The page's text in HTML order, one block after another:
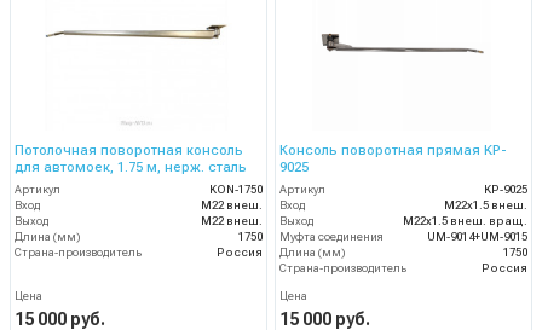
Потолочная поворотная консоль
для автомоек, 1.75 м, нерж. сталь
Артикул
KON-1750
Вход
M22 внеш.
Выход
M22 внеш.
Длина (мм)
1750
Страна-производитель
Россия
Цена
15 000 руб.
Консоль поворотная прямая KP-
9025
Артикул
KP-9025
Вход
M22x1.5 внеш.
Выход
M22x1.5 внеш. вращ.
Муфта соединения
UM-9014+UM-9015
Длина (мм)
1750
Страна-производитель
Россия
Цена
15 000 руб.